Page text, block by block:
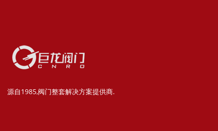
源自1985,阀门整套解决方案提供商.